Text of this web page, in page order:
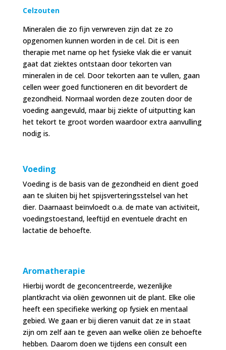
Celzouten
Mineralen die zo fijn verwreven zijn dat ze zo
opgenomen kunnen worden in de cel. Dit is een
therapie met name op het fysieke vlak die er vanuit
gaat dat ziektes ontstaan door tekorten van
mineralen in de cel. Door tekorten aan te vullen, gaan
cellen weer goed functioneren en dit bevordert de
gezondheid. Normaal worden deze zouten door de
voeding aangevuld, maar bij ziekte of uitputting kan
het tekort te groot worden waardoor extra aanvulling
nodig is.
Voeding
Voeding is de basis van de gezondheid en dient goed
aan te sluiten bij het spijsverteringsstelsel van het
dier. Daarnaast beïnvloedt o.a. de mate van activiteit,
voedingstoestand, leeftijd en eventuele dracht en
lactatie de behoefte.
Aromatherapie
Hierbij wordt de geconcentreerde, wezenlijke
plantkracht via oliën gewonnen uit de plant. Elke olie
heeft een specifieke werking op fysiek en mentaal
gebied. We gaan er bij dieren vanuit dat ze in staat
zijn om zelf aan te geven aan welke oliën ze behoefte
hebben. Daarom doen we tijdens een consult een